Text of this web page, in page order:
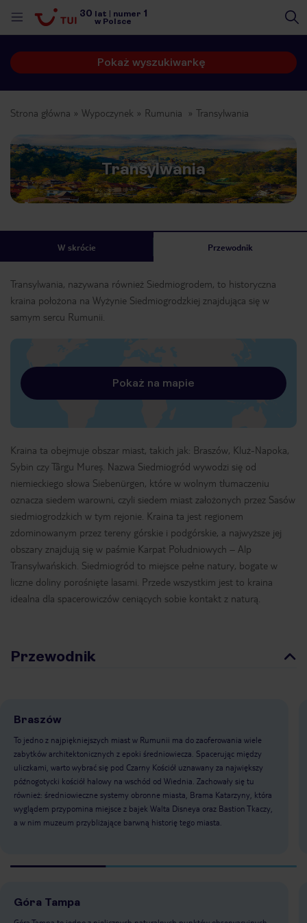
30 lat numer 1
w Polsce
Pokaż wyszukiwarkę
Strona główna Wypoczynek Rumunia Transylwania
Transylwania
W skrócie Przewodnik
Transylwania, nazywana również Siedmiogrodem, to historyczna
kraina położona na Wyżynie Siedmiogrodzkiej znajdująca się w
samym sercu Rumunii.
Pokaż na mapie
Kraina ta obejmuje obszar miast, takich jak: Braszów, Kluż-Napoka,
Sybin czy Târgu Mureș. Nazwa Siedmiogród wywodzi się od
niemieckiego słowa Siebenürgen, które w wolnym tłumaczeniu
oznacza siedem warowni, czyli siedem miast założonych przez Sasów
siedmiogrodzkich w tym rejonie. Kraina ta jest regionem
zdominowanym przez tereny górskie i podgórskie, a najwyższe jej
obszary znajdują się w paśmie Karpat Południowych – Alp
Transylwańskich. Siedmiogród to miejsce pełne natury, bogate w
liczne doliny porośnięte lasami. Przede wszystkim jest to kraina
idealna dla spacerowiczów ceniących sobie kontakt z naturą.
Przewodnik
Braszów
To jedno z najpiękniejszych miast w Rumunii ma do zaoferowania wiele
zabytków architektonicznych z epoki średniowiecza. Spacerując między
uliczkami, warto wybrać się pod Czarny Kościół uznawany za największy
późnogotycki kościół halowy na wschód od Wiednia. Zachowały się tu
również: średniowieczne systemy obronne miasta, Brama Katarzyny, która
wyglądem przypomina miejsce z bajek Walta Disneya oraz Bastion Tkaczy,
a w nim muzeum przybliżające barwną historię tego miasta.
Góra Tampa